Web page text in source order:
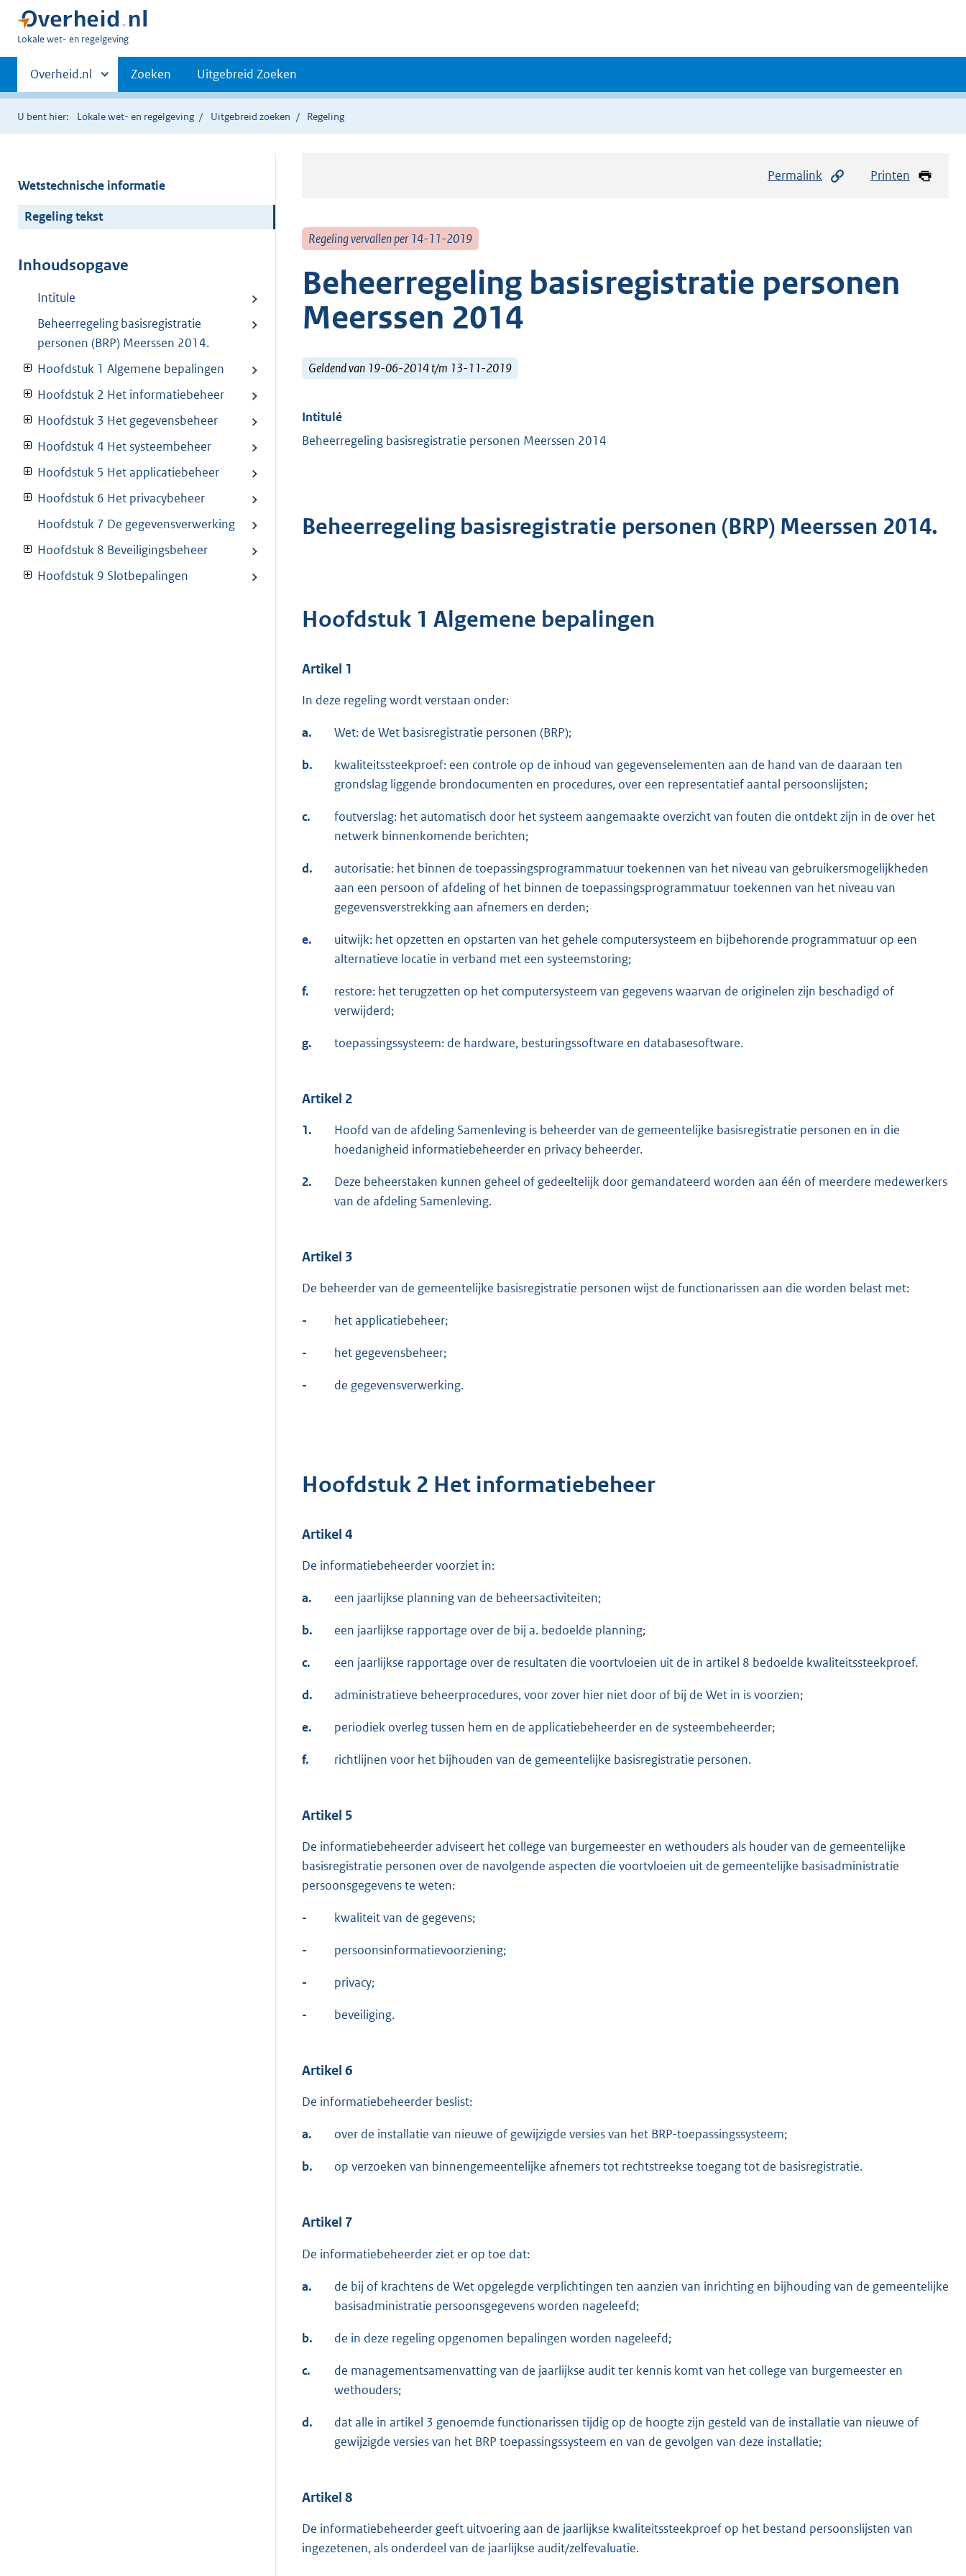
U
hier:
Lokale wet- en regelgeving
Primaire
navigatie
Andere
sites
binnen
Overheid.nl Zoeken Uitgebreid Zoeken
U bent hier: Lokale wet- en regelgeving Uitgebreid zoeken Regeling
Wetstechnische informatie
Regeling tekst
Inhoudsopgave
Intitule
Beheerregeling basisregistratie
personen (BRP) Meerssen 2014.
Hoofdstuk 1 Algemene bepalingen
Hoofdstuk 2 Het informatiebeheer
Hoofdstuk 3 Het gegevensbeheer
Hoofdstuk 4 Het systeembeheer
Hoofdstuk 5 Het applicatiebeheer
Hoofdstuk 6 Het privacybeheer
Hoofdstuk 7 De gegevensverwerking
Hoofdstuk 8 Beveiligingsbeheer
Hoofdstuk 9 Slotbepalingen
Permalink Printen
Regeling vervallen per 14-11-2019
Beheerregeling basisregistratie personen
Meerssen 2014
Geldend van 19-06-2014 t/m 13-11-2019
Intitulé
Beheerregeling basisregistratie personen Meerssen 2014
Beheerregeling basisregistratie personen (BRP) Meerssen 2014.
Hoofdstuk 1 Algemene bepalingen
Artikel 1
In deze regeling wordt verstaan onder:
a. Wet: de Wet basisregistratie personen (BRP);
b.
kwaliteitssteekproef: een controle op de inhoud van gegevenselementen aan de hand van de daaraan ten
grondslag liggende brondocumenten en procedures, over een representatief aantal persoonslijsten;
c.
foutverslag: het automatisch door het systeem aangemaakte overzicht van fouten die ontdekt zijn in de over het
netwerk binnenkomende berichten;
d.
autorisatie: het binnen de toepassingsprogrammatuur toekennen van het niveau van gebruikersmogelijkheden
aan een persoon of afdeling of het binnen de toepassingsprogrammatuur toekennen van het niveau van
gegevensverstrekking aan afnemers en derden;
e.
uitwijk: het opzetten en opstarten van het gehele computersysteem en bijbehorende programmatuur op een
alternatieve locatie in verband met een systeemstoring;
f.
restore: het terugzetten op het computersysteem van gegevens waarvan de originelen zijn beschadigd of
verwijderd;
g. toepassingssysteem: de hardware, besturingssoftware en databasesoftware.
Artikel 2
1.
Hoofd van de afdeling Samenleving is beheerder van de gemeentelijke basisregistratie personen en in die
hoedanigheid informatiebeheerder en privacy beheerder.
2.
Deze beheerstaken kunnen geheel of gedeeltelijk door gemandateerd worden aan één of meerdere medewerkers
van de afdeling Samenleving.
Artikel 3
De beheerder van de gemeentelijke basisregistratie personen wijst de functionarissen aan die worden belast met:
- het applicatiebeheer;
- het gegevensbeheer;
- de gegevensverwerking.
Hoofdstuk 2 Het informatiebeheer
Artikel 4
De informatiebeheerder voorziet in:
a. een jaarlijkse planning van de beheersactiviteiten;
b. een jaarlijkse rapportage over de bij a. bedoelde planning;
c. een jaarlijkse rapportage over de resultaten die voortvloeien uit de in artikel 8 bedoelde kwaliteitssteekproef.
d. administratieve beheerprocedures, voor zover hier niet door of bij de Wet in is voorzien;
e. periodiek overleg tussen hem en de applicatiebeheerder en de systeembeheerder;
f. richtlijnen voor het bijhouden van de gemeentelijke basisregistratie personen.
Artikel 5
De informatiebeheerder adviseert het college van burgemeester en wethouders als houder van de gemeentelijke
basisregistratie personen over de navolgende aspecten die voortvloeien uit de gemeentelijke basisadministratie
persoonsgegevens te weten:
- kwaliteit van de gegevens;
- persoonsinformatievoorziening;
- privacy;
- beveiliging.
Artikel 6
De informatiebeheerder beslist:
a. over de installatie van nieuwe of gewijzigde versies van het BRP-toepassingssysteem;
b. op verzoeken van binnengemeentelijke afnemers tot rechtstreekse toegang tot de basisregistratie.
Artikel 7
De informatiebeheerder ziet er op toe dat:
a.
de bij of krachtens de Wet opgelegde verplichtingen ten aanzien van inrichting en bijhouding van de gemeentelijke
basisadministratie persoonsgegevens worden nageleefd;
b. de in deze regeling opgenomen bepalingen worden nageleefd;
c.
de managementsamenvatting van de jaarlijkse audit ter kennis komt van het college van burgemeester en
wethouders;
d.
dat alle in artikel 3 genoemde functionarissen tijdig op de hoogte zijn gesteld van de installatie van nieuwe of
gewijzigde versies van het BRP toepassingssysteem en van de gevolgen van deze installatie;
Artikel 8
De informatiebeheerder geeft uitvoering aan de jaarlijkse kwaliteitssteekproef op het bestand persoonslijsten van
ingezetenen, als onderdeel van de jaarlijkse audit/zelfevaluatie.